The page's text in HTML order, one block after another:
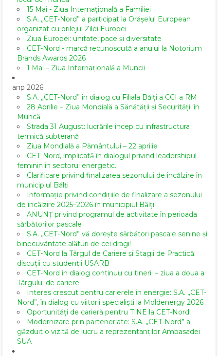
15 Mai - Ziua Internațională a Familiei
S.A. „CET-Nord” a participat la Orășelul European
organizat cu prilejul Zilei Europei
Ziua Europei: unitate, pace și diversitate
CET-Nord - marcă recunoscută a anului la Notorium
Brands Awards 2026
1 Mai – Ziua Internațională a Muncii
апр 2026
S.A. „CET-Nord” în dialog cu Filiala Bălți a CCI a RM
28 Aprilie – Ziua Mondială a Sănătății și Securității în
Muncă
Strada 31 August: lucrările încep cu infrastructura
termică subterană
Ziua Mondială a Pământului – 22 aprilie
CET-Nord, implicată în dialogul privind leadershipul
feminin în sectorul energetic.
Clarificare privind finalizarea sezonului de încălzire în
municipiul Bălți
Informație privind condițiile de finalizare a sezonului
de încălzire 2025–2026 în municipiul Bălți
ANUNȚ privind programul de activitate în perioada
sărbătorilor pascale
S.A. „CET-Nord” vă dorește sărbători pascale senine și
binecuvântate alături de cei dragi!
CET-Nord la Târgul de Cariere și Stagii de Practică:
discuții cu studenții USARB
CET-Nord în dialog continuu cu tinerii – ziua a doua a
Târgului de cariere
Interes crescut pentru carierele în energie: S.A. „CET-
Nord”, în dialog cu viitorii specialiști la Moldenergy 2026
Oportunități de carieră pentru TINE la CET-Nord!
Modernizare prin parteneriate: S.A. „CET-Nord” a
găzduit o vizită de lucru a reprezentanților Ambasadei
SUA